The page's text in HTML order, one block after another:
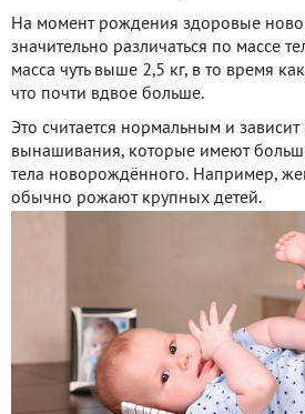
На момент рождения здоровые
значительно различаться по массе
масса чуть выше 2,5 кг, в то время
что почти вдвое больше.
Это считается нормальным и зависит
вынашивания, которые имеют
тела новорождённого. Например,
обычно рожают крупных детей.